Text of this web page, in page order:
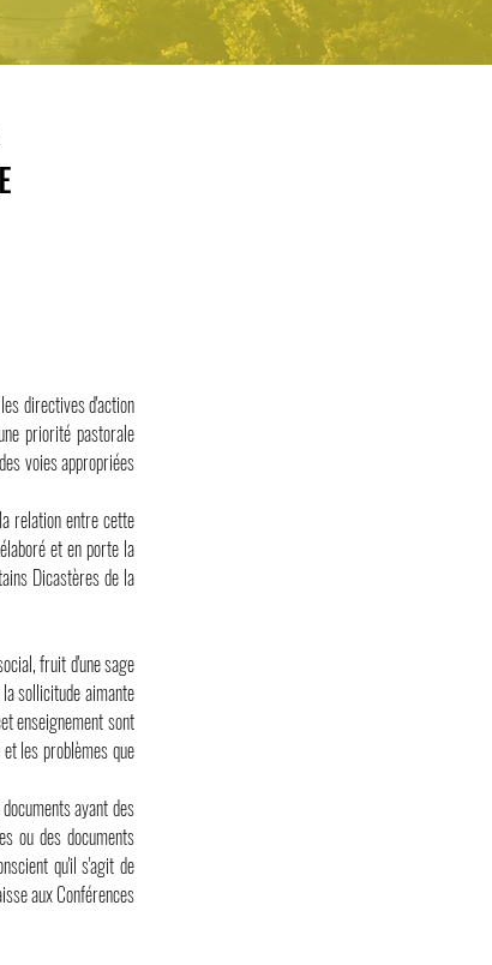
directives d'action
priorité pastorale
voies appropriées
relation entre cette
et en porte la
Dicastères de la
fruit d'une sage
sollicitude aimante
enseignement sont
les problèmes que
ayant des
ou des documents
qu'il s'agit de
aux Conférences